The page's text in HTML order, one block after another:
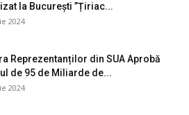
la București ”Țiriac...
2024
Reprezentanților din SUA Aprobă
de 95 de Miliarde de...
2024